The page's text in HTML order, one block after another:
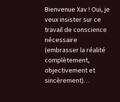
Bienvenue Xav ! Oui, je
veux insister sur ce
travail de conscience
nécessaire
(embrasser la réalité
complètement,
objectivement et
sincèrement)…